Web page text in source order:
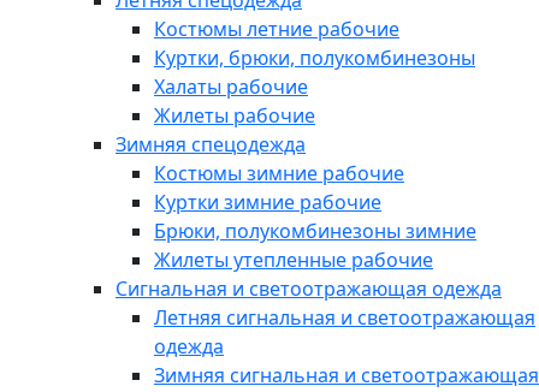
Костюмы летние рабочие
Куртки, брюки, полукомбинезоны
Халаты рабочие
Жилеты рабочие
Зимняя спецодежда
Костюмы зимние рабочие
Куртки зимние рабочие
Брюки, полукомбинезоны зимние
Жилеты утепленные рабочие
Сигнальная и светоотражающая одежда
Летняя сигнальная и светоотражающая
одежда
Зимняя сигнальная и светоотражающая